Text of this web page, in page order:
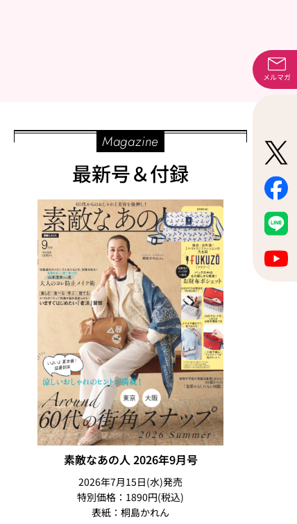
Magazine
最新号＆付録
素敵なあの人 2026年9月号
2026年7月15日(水)発売
特別価格：1890円(税込)
表紙：桐島かれん
メルマガ